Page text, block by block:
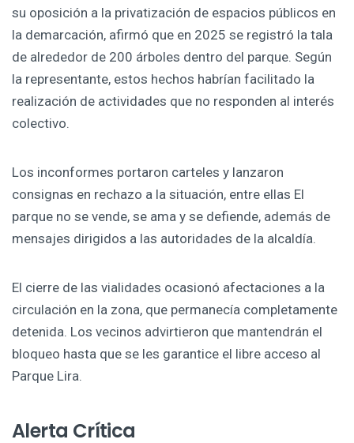
su oposición a la privatización de espacios públicos en
la demarcación, afirmó que en 2025 se registró la tala
de alrededor de 200 árboles dentro del parque. Según
la representante, estos hechos habrían facilitado la
realización de actividades que no responden al interés
colectivo.
Los inconformes portaron carteles y lanzaron
consignas en rechazo a la situación, entre ellas El
parque no se vende, se ama y se defiende, además de
mensajes dirigidos a las autoridades de la alcaldía.
El cierre de las vialidades ocasionó afectaciones a la
circulación en la zona, que permanecía completamente
detenida. Los vecinos advirtieron que mantendrán el
bloqueo hasta que se les garantice el libre acceso al
Parque Lira.
Alerta Crítica